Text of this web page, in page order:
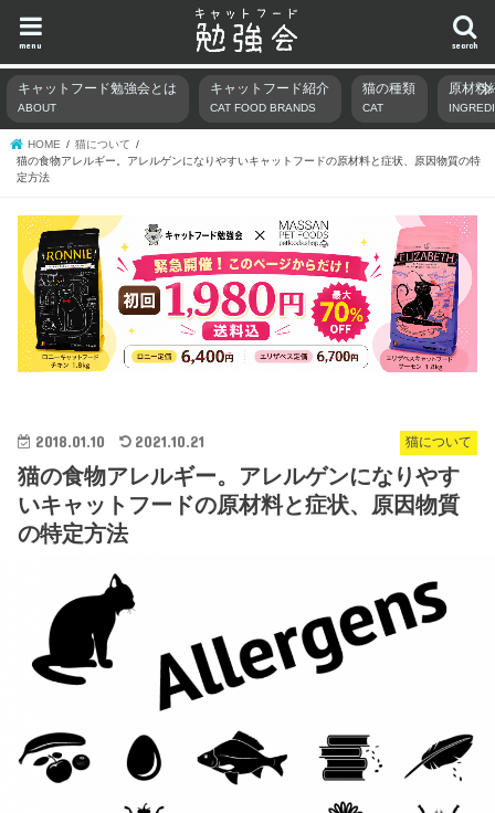
search
menu
キャットフード勉強会とは
ABOUT
キャットフード紹介
CAT FOOD BRANDS
猫の種類
CAT
原材料
HOME
猫について
猫の食物アレルギー。アレルゲンになりやすいキャットフードの原材料と症状、原因物質の特
定方法
猫について
2018.01.10 2021.10.21
猫の食物アレルギー。アレルゲンになりやす
いキャットフードの原材料と症状、原因物質
の特定方法